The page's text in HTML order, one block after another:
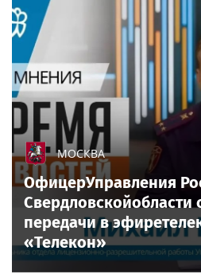
МОСКВА
ОфицерУправления
Свердловскойобласти
передачи в
«Телекон»